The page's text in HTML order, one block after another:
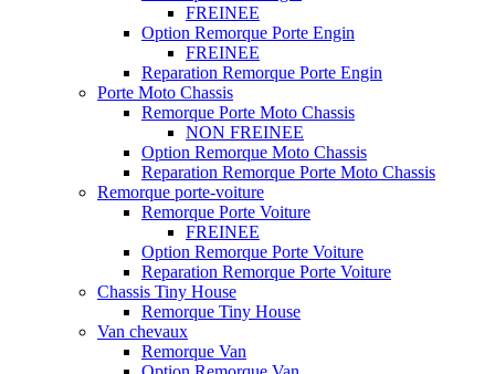
FREINEE
Option Remorque Porte Engin
FREINEE
Reparation Remorque Porte Engin
Porte Moto Chassis
Remorque Porte Moto Chassis
NON FREINEE
Option Remorque Moto Chassis
Reparation Remorque Porte Moto Chassis
Remorque porte-voiture
Remorque Porte Voiture
FREINEE
Option Remorque Porte Voiture
Reparation Remorque Porte Voiture
Chassis Tiny House
Remorque Tiny House
Van chevaux
Remorque Van